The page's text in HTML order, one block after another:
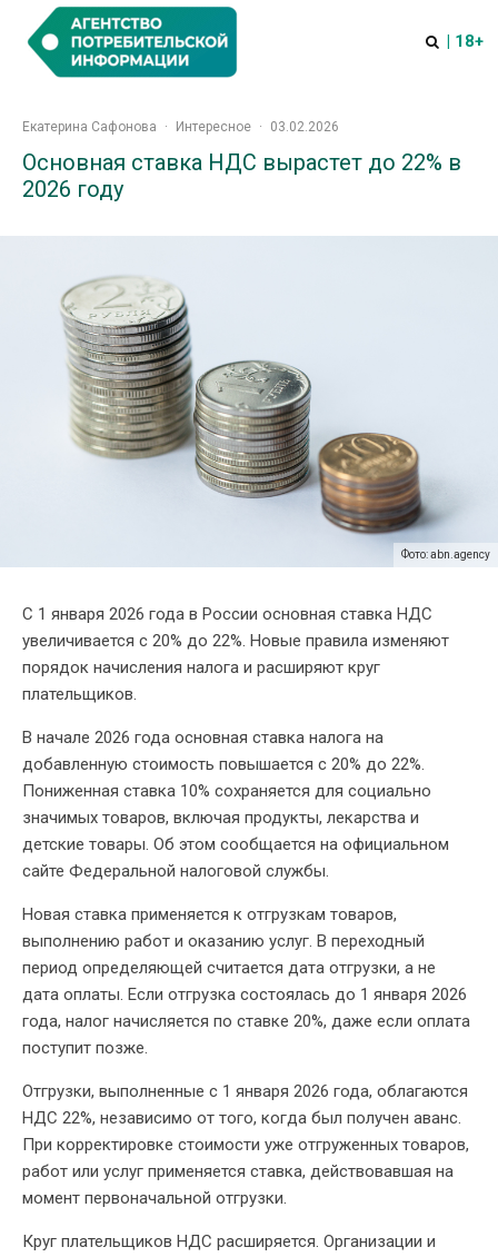
| 18+
Екатерина Сафонова · Интересное · 03.02.2026
Основная ставка НДС вырастет до 22% в
2026 году
Фото: abn.agency
С 1 января 2026 года в России основная ставка НДС
увеличивается с 20% до 22%. Новые правила изменяют
порядок начисления налога и расширяют круг
плательщиков.
В начале 2026 года основная ставка налога на
добавленную стоимость повышается с 20% до 22%.
Пониженная ставка 10% сохраняется для социально
значимых товаров, включая продукты, лекарства и
детские товары. Об этом сообщается на официальном
сайте Федеральной налоговой службы.
Новая ставка применяется к отгрузкам товаров,
выполнению работ и оказанию услуг. В переходный
период определяющей считается дата отгрузки, а не
дата оплаты. Если отгрузка состоялась до 1 января 2026
года, налог начисляется по ставке 20%, даже если оплата
поступит позже.
Отгрузки, выполненные с 1 января 2026 года, облагаются
НДС 22%, независимо от того, когда был получен аванс.
При корректировке стоимости уже отгруженных товаров,
работ или услуг применяется ставка, действовавшая на
момент первоначальной отгрузки.
Круг плательщиков НДС расширяется. Организации и